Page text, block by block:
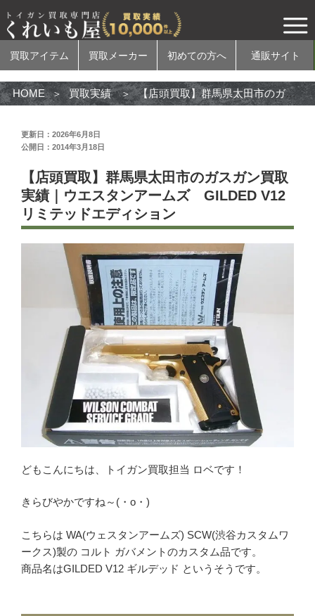
買取アイテム 買取メーカー 初めての方へ 通販サイト
買取アイテム
電動ガン
ガスガン
モデルガン
無可動実銃
カスタムパーツ
ミリタリーグッズ
ナイフ
日本刀・模造刀
アーチェリー
アウトドア用品
買取メーカー
マルゼン
ウエスタンアームズ
HOME 買取実績 【店頭買取】群馬県太田市のガスガン買取実績｜ウエスタンアームズ GILDED V12 リミテッドエディション
更新日：2026年6月8日
公開日：2014年3月18日
【店頭買取】群馬県太田市のガスガン買取
実績｜ウエスタンアームズ GILDED V12
リミテッドエディション
どもこんにちは、トイガン買取担当 ロベです！
きらびやかですね～(・o・)
こちらは WA(ウェスタンアームズ) SCW(渋谷カスタムワ
ークス)製の コルト ガバメントのカスタム品です。
商品名はGILDED V12 ギルデッド というそうです。